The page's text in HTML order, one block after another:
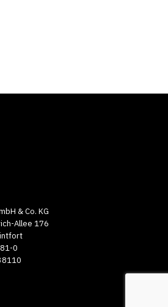
P
& Co. KG
Allee 176
0